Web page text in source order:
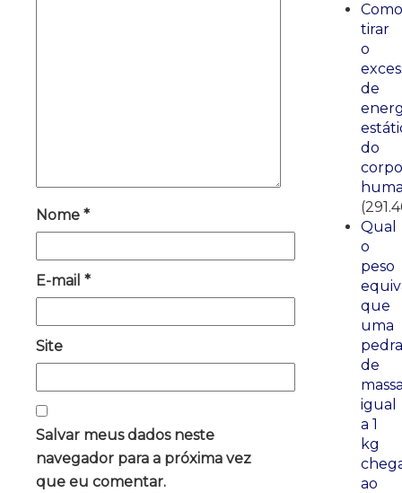
Nome *
E-mail *
Site
Salvar meus dados neste
navegador para a próxima vez
que eu comentar.
Como
tirar
o
de
do
corpo
Qual
o
peso
que
uma
pedra
de
igual
a 1
kg
ao